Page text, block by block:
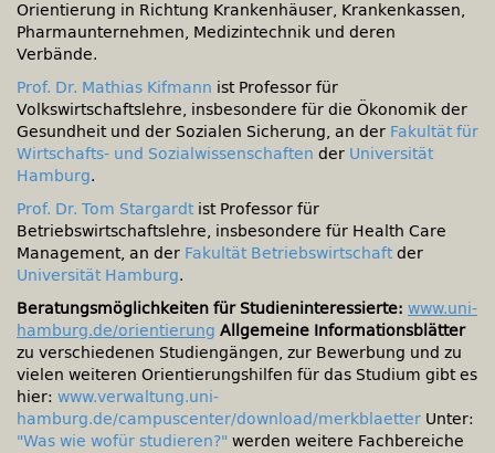
Orientierung in Richtung Krankenhäuser, Krankenkassen,
Pharmaunternehmen, Medizintechnik und deren
Verbände.
Prof. Dr. Mathias Kifmann ist Professor für
Volkswirtschaftslehre, insbesondere für die Ökonomik der
Gesundheit und der Sozialen Sicherung, an der Fakultät für
Wirtschafts- und Sozialwissenschaften der Universität
Hamburg.
Prof. Dr. Tom Stargardt ist Professor für
Betriebswirtschaftslehre, insbesondere für Health Care
Management, an der Fakultät Betriebswirtschaft der
Universität Hamburg.
Beratungsmöglichkeiten für Studieninteressierte: www.uni-
hamburg.de/orientierung Allgemeine Informationsblätter
zu verschiedenen Studiengängen, zur Bewerbung und zu
vielen weiteren Orientierungshilfen für das Studium gibt es
hier: www.verwaltung.uni-
hamburg.de/campuscenter/download/merkblaetter Unter:
"Was wie wofür studieren?" werden weitere Fachbereiche